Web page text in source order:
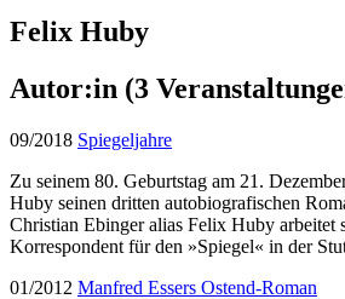
Felix Huby
Autor:in (3
09/2018 Spiegeljahre
Zu seinem 80. Geburtstag am 21.
Huby seinen dritten autobiografischen
Christian Ebinger alias Felix Huby arbeitet
Korrespondent für den »Spiegel« in der
01/2012 Manfred Essers Ostend-Roman